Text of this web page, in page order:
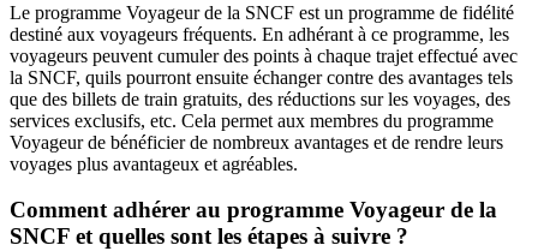
Le programme Voyageur de la SNCF est un programme de fidélité
destiné aux voyageurs fréquents. En adhérant à ce programme, les
voyageurs peuvent cumuler des points à chaque trajet effectué avec
la SNCF, quils pourront ensuite échanger contre des avantages tels
que des billets de train gratuits, des réductions sur les voyages, des
services exclusifs, etc. Cela permet aux membres du programme
Voyageur de bénéficier de nombreux avantages et de rendre leurs
voyages plus avantageux et agréables.
Comment adhérer au programme Voyageur de la
SNCF et quelles sont les étapes à suivre ?